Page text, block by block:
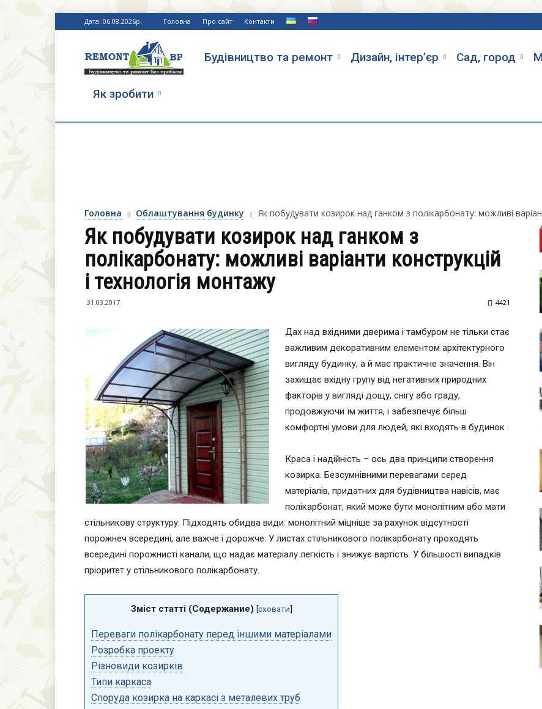
Дата: 06.08.2026р. Головна Про сайт Контакти
Ремонт
Будівництво та ремонт Дизайн, інтер’єр Cад, город
Як зробити
Головна Облаштування будинку Як побудувати козирок над ганком з полікарбонату: можливі
Як побудувати козирок над ганком з
полікарбонату: можливі варіанти конструкцій
і технологія монтажу
31.03.2017 4421
Дах над вхідними дверима і тамбуром не тільки стає
важливим декоративним елементом архітектурного
вигляду будинку, а й має практичне значення. Він
захищає вхідну групу від негативних природних
факторів у вигляді дощу, снігу або граду,
продовжуючи їм життя, і забезпечує більш
комфортні умови для людей, які входять в будинок .
Краса і надійність – ось два принципи створення
козирка. Безсумнівними перевагами серед
матеріалів, придатних для будівництва навісів, має
полікарбонат, який може бути монолітним або мати
стільникову структуру. Підходять обидва види: монолітний міцніше за рахунок відсутності
порожнеч всередині, але важче і дорожче. У листах стільникового полікарбонату проходять
всередині порожнисті канали, що надає матеріалу легкість і знижує вартість. У більшості випадків
пріоритет у стільникового полікарбонату.
Зміст статті (Содержание) [сховати]
Переваги полікарбонату перед іншими матеріалами
Розробка проекту
Різновиди козирків
Типи каркаса
Споруда козирка на каркасі з металевих труб